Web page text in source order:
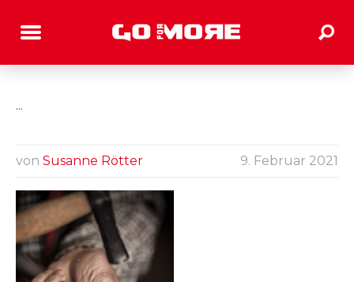
...
von Susanne Rötter 9. Februar 2021